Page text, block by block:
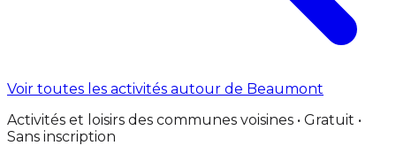
Voir toutes les activités autour de Beaumont
Activités et loisirs des communes voisines • Gratuit •
Sans inscription